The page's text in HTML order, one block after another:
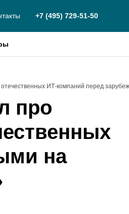
+7 (495) 729-51-50
ИТ-компаний перед
про
на